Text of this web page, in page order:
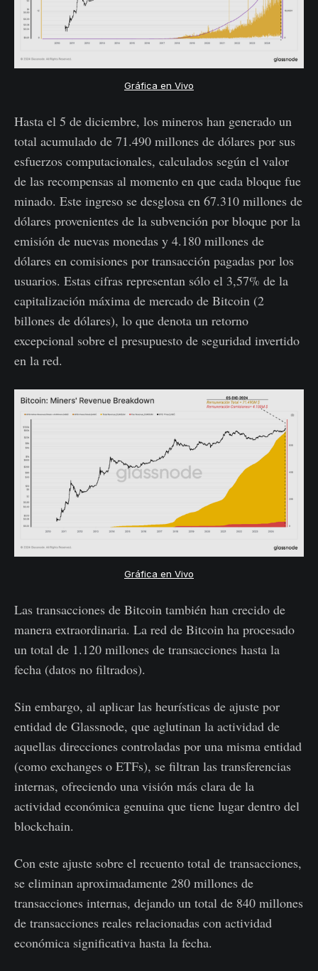
Gráfica en Vivo
Hasta el 5 de diciembre, los mineros han generado un
total acumulado de 71.490 millones de dólares por sus
esfuerzos computacionales, calculados según el valor
de las recompensas al momento en que cada bloque fue
minado. Este ingreso se desglosa en 67.310 millones de
dólares provenientes de la subvención por bloque por la
emisión de nuevas monedas y 4.180 millones de
dólares en comisiones por transacción pagadas por los
usuarios. Estas cifras representan sólo el 3,57% de la
capitalización máxima de mercado de Bitcoin (2
billones de dólares), lo que denota un retorno
excepcional sobre el presupuesto de seguridad invertido
en la red.
Gráfica en Vivo
Las transacciones de Bitcoin también han crecido de
manera extraordinaria. La red de Bitcoin ha procesado
un total de 1.120 millones de transacciones hasta la
fecha (datos no filtrados).
Sin embargo, al aplicar las heurísticas de ajuste por
entidad de Glassnode, que aglutinan la actividad de
aquellas direcciones controladas por una misma entidad
(como exchanges o ETFs), se filtran las transferencias
internas, ofreciendo una visión más clara de la
actividad económica genuina que tiene lugar dentro del
blockchain.
Con este ajuste sobre el recuento total de transacciones,
se eliminan aproximadamente 280 millones de
transacciones internas, dejando un total de 840 millones
de transacciones reales relacionadas con actividad
económica significativa hasta la fecha.